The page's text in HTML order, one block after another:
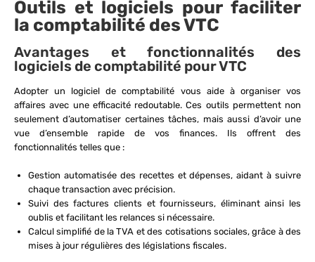
Outils et logiciels pour faciliter
la comptabilité des VTC
Avantages et fonctionnalités des
logiciels de comptabilité pour VTC
Adopter un logiciel de comptabilité vous aide à organiser vos
affaires avec une efficacité redoutable. Ces outils permettent non
seulement d’automatiser certaines tâches, mais aussi d’avoir une
vue d’ensemble rapide de vos finances. Ils offrent des
fonctionnalités telles que :
Gestion automatisée des recettes et dépenses, aidant à suivre
chaque transaction avec précision.
Suivi des factures clients et fournisseurs, éliminant ainsi les
oublis et facilitant les relances si nécessaire.
Calcul simplifié de la TVA et des cotisations sociales, grâce à des
mises à jour régulières des législations fiscales.